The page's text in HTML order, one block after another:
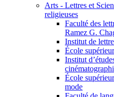
Arts - Lettres et
religieuses
Faculté des
Ramez G.
Institut de
École
Institut
École
mode